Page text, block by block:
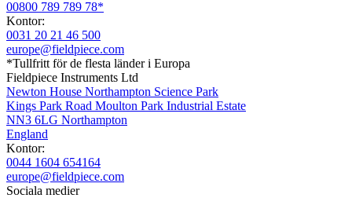
00800 789 789 78*
Kontor:
0031 20 21 46 500
europe@fieldpiece.com
*Tullfritt för de flesta länder i Europa
Fieldpiece Instruments Ltd
Newton House Northampton Science Park
Kings Park Road Moulton Park Industrial Estate
NN3 6LG Northampton
England
Kontor:
0044 1604 654164
europe@fieldpiece.com
Sociala medier